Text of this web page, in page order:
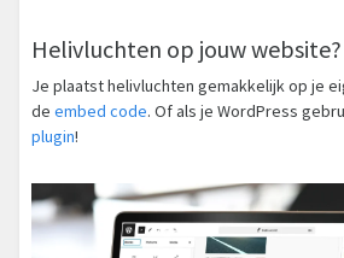
Helivluchten op jouw website?
Je plaatst helivluchten gemakkelijk op je
de embed code. Of als je WordPress
plugin!